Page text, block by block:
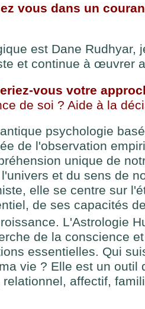
vous dans un
est Dane Rudhyar,
et continue à œuvrer
vous votre
de soi ? Aide à la
psychologie
de l'observation
unique de
et du sens de
elle se centre sur
de ses capacités
L'Astrologie
de la conscience
essentielles. Qui
vie ? Elle est un outil
relationnel, affectif,